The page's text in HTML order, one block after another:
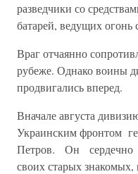
разведчики со
батарей, ведущих
Враг отчаянно
рубеже. Однако воины
продвигались вперед.
Вначале августа
Украинским фронтом
Петров. Он сердечно
своих старых